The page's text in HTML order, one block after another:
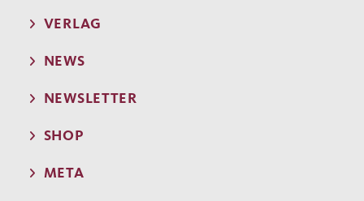
VERLAG
NEWS
NEWSLETTER
SHOP
META